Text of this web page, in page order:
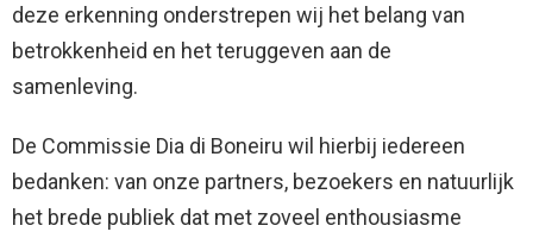
deze erkenning onderstrepen wij het belang van
betrokkenheid en het teruggeven aan de
samenleving.
De Commissie Dia di Boneiru wil hierbij iedereen
bedanken: van onze partners, bezoekers en natuurlijk
het brede publiek dat met zoveel enthousiasme